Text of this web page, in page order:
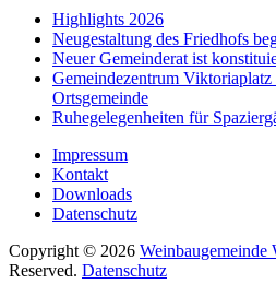
Highlights 2026
Neugestaltung des Friedhofs
Neuer Gemeinderat ist
Gemeindezentrum
Ortsgemeinde
Ruhegelegenheiten für
Impressum
Kontakt
Downloads
Datenschutz
Copyright © 2026 Weinbaugemeinde
Reserved. Datenschutz